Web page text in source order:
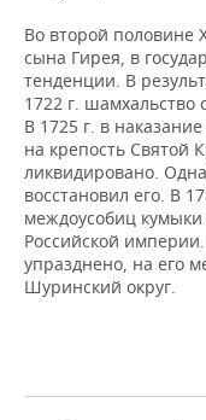
Во второй половине
сына Гирея, в
тенденции. В
1722 г. шамхальство
В 1725 г. в
на крепость Святой
ликвидировано.
восстановил его. В
междоусобиц
Российской
упразднено, на его
Шуринский округ.